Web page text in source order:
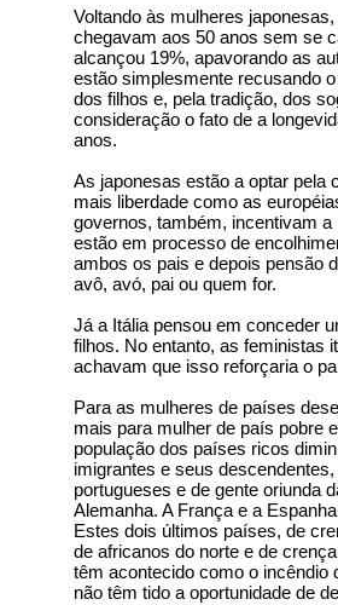
Voltando às mulheres
chegavam aos 50 anos sem se
alcançou 19%, apavorando as
estão simplesmente recusando
dos filhos e, pela tradição, dos
consideração o fato de a
anos.
As japonesas estão a optar pela
mais liberdade como as
governos, também, incentivam
estão em processo de
ambos os pais e depois pensão
avô, avó, pai ou quem for.
Já a Itália pensou em conceder
filhos. No entanto, as feministas
achavam que isso reforçaria o
Para as mulheres de países
mais para mulher de país pobre
população dos países ricos
imigrantes e seus
portugueses e de gente oriunda
Alemanha. A França e a
Estes dois últimos países, de
de africanos do norte e de
têm acontecido como o incêndio
não têm tido a oportunidade de